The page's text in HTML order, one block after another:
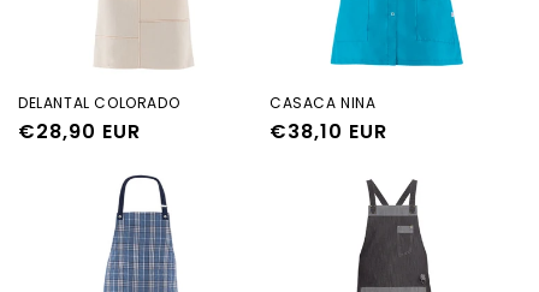
DELANTAL COLORADO
Precio
€28,90 EUR
CASACA NINA
Precio
€38,10 EUR